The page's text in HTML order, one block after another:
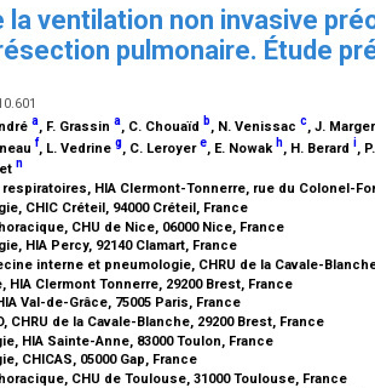
la ventilation non invasive
pulmonaire. Étude
a, F. Grassin a, C. Chouaïd b, N. Venissac c, J.
f, L. Vedrine g, C. Leroyere, E. Nowak h, H. Berard i,
n
HIA Clermont-Tonnerre, rue du Colonel-
CHIC Créteil, 94000 Créteil, France
CHU de Nice, 06000 Nice, France
HIA Percy, 92140 Clamart, France
interne et pneumologie, CHRU de la Cavale-
Clermont Tonnerre, 29200 Brest, France
Val-de-Grâce, 75005 Paris, France
CHRU de la Cavale-Blanche, 29200 Brest, France
HIA Sainte-Anne, 83000 Toulon, France
CHICAS, 05000 Gap, France
CHU de Toulouse, 31000 Toulouse, France